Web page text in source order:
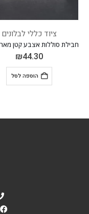
ציוד כללי לבלונים
₪44.30
הוספה לסל